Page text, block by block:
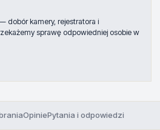
dobór kamery, rejestratora i
sprawę odpowiedniej osobie w
OpiniePytania i odpowiedzi